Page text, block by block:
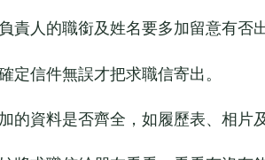
人的職銜及姓名要多加留意有否出
信件無誤才把求職信寄出。
資料是否齊全，如履歷表、相片及